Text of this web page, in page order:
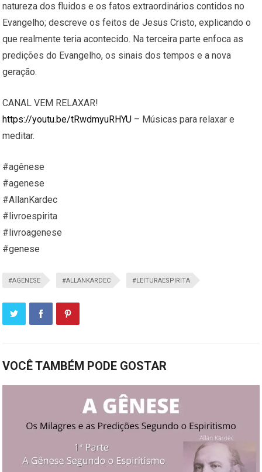
natureza dos fluidos e os fatos extraordinários contidos no
Evangelho; descreve os feitos de Jesus Cristo, explicando o
que realmente teria acontecido. Na terceira parte enfoca as
predições do Evangelho, os sinais dos tempos e a nova
geração.
CANAL VEM RELAXAR!
https://youtu.be/tRwdmyuRHYU – Músicas para relaxar e
meditar.
#agênese
#agenese
#AllanKardec
#livroespirita
#livroagenese
#genese
#AGENESE #ALLANKARDEC #LEITURAESPIRITA
VOCÊ TAMBÉM PODE GOSTAR